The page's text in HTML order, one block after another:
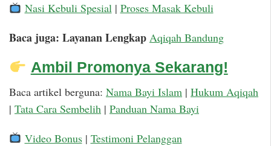
Nasi Kebuli Spesial| Proses Masak Kebuli
Baca juga: Layanan Lengkap Aqiqah Bandung
Ambil Promonya Sekarang!
Baca artikel berguna: Nama Bayi Islam | Hukum Aqiqah
| Tata Cara Sembelih | Panduan Nama Bayi
Video Bonus| Testimoni Pelanggan